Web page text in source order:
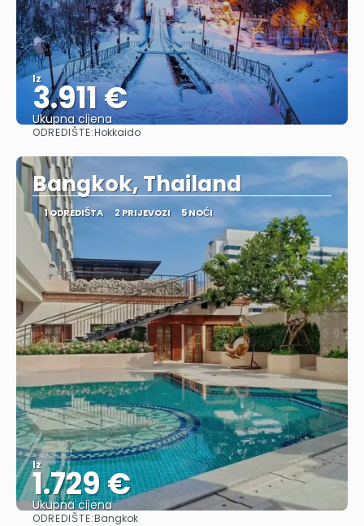
Iz
3.911 €
Ukupna cijena
ODREDIŠTE:Hokkaido
Bangkok, Thailand
1 ODREDIŠTA 2 PRIJEVOZI 5 NOĆI
Iz
1.729 €
Ukupna cijena
ODREDIŠTE:Bangkok